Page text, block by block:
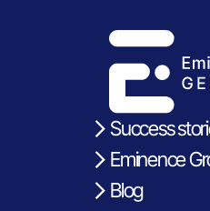
Success
Eminence
Blog